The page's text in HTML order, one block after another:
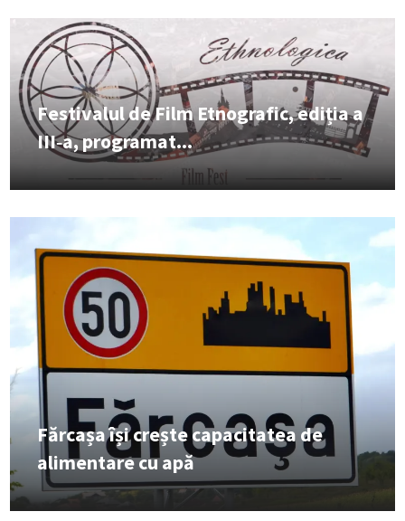
Festivalul de Film Etnografic, ediția a
III‑a, programat...
Fărcașa își crește capacitatea de
alimentare cu apă